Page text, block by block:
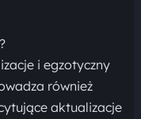
i egzotyczny
również
aktualizacje